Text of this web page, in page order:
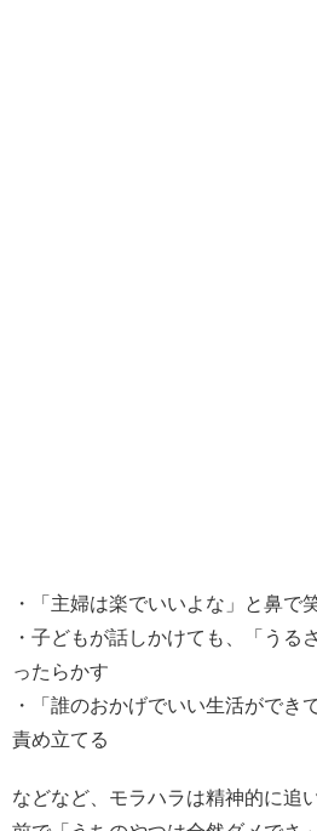
・「主婦は楽でいいよな」と鼻で
・子どもが話しかけても、「うる
ったらかす
・「誰のおかげでいい生活ができ
責め立てる
などなど、モラハラは精神的に追